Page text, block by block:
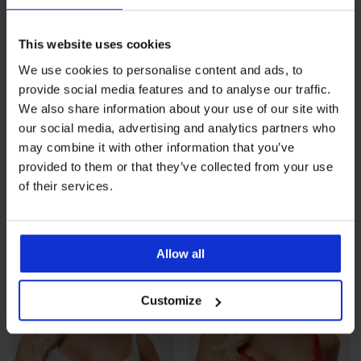
This website uses cookies
We use cookies to personalise content and ads, to
provide social media features and to analyse our traffic.
We also share information about your use of our site with
our social media, advertising and analytics partners who
may combine it with other information that you’ve
provided to them or that they’ve collected from your use
of their services.
Allow all
Customize
-20%
Grudnjak Athina
nepodstavljen
Popust
41,59 € Prvobitna cijena
51,99 €
-20%
Grudnjak Athina
nepodstavljen
Prvobitna cijena